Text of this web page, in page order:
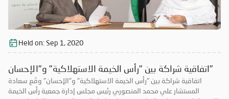
Held on:Sep 1, 2020
اتفاقية شراكة بين "رأس الخيمة الاستهلاكية" و"الإحسان"
اتفاقية شراكة بين "رأس الخيمة الاستهلاكية" و"الإحسان" وقّع سعادة
المستشار علي محمد المنصوري رئيس مجلس إدارة جمعية رأس الخيمة